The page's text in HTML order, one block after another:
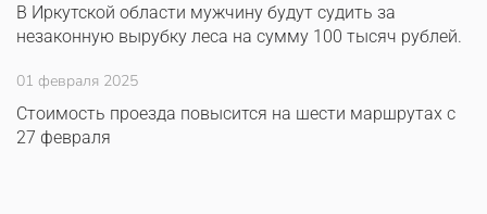
В Иркутской области мужчину будут судить за
незаконную вырубку леса на сумму 100 тысяч рублей.
01 февраля 2025
Стоимость проезда повысится на шести маршрутах с
27 февраля